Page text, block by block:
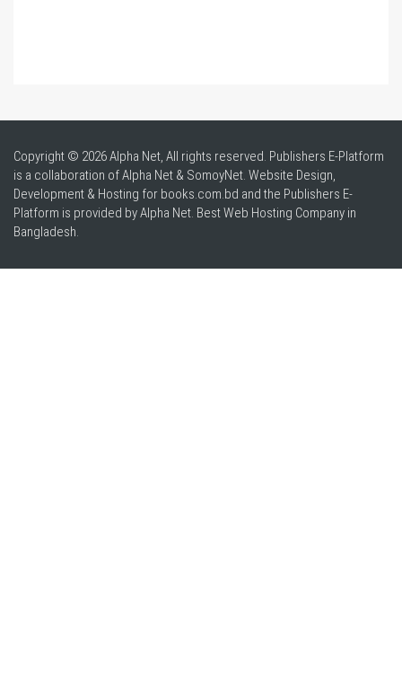
Copyright © 2026 Alpha Net, All rights reserved. Publishers E-Platform
is a collaboration of Alpha Net & SomoyNet. Website Design,
Development & Hosting for books.com.bd and the Publishers E-
Platform is provided by Alpha Net. BestWeb Hosting Company in
Bangladesh.